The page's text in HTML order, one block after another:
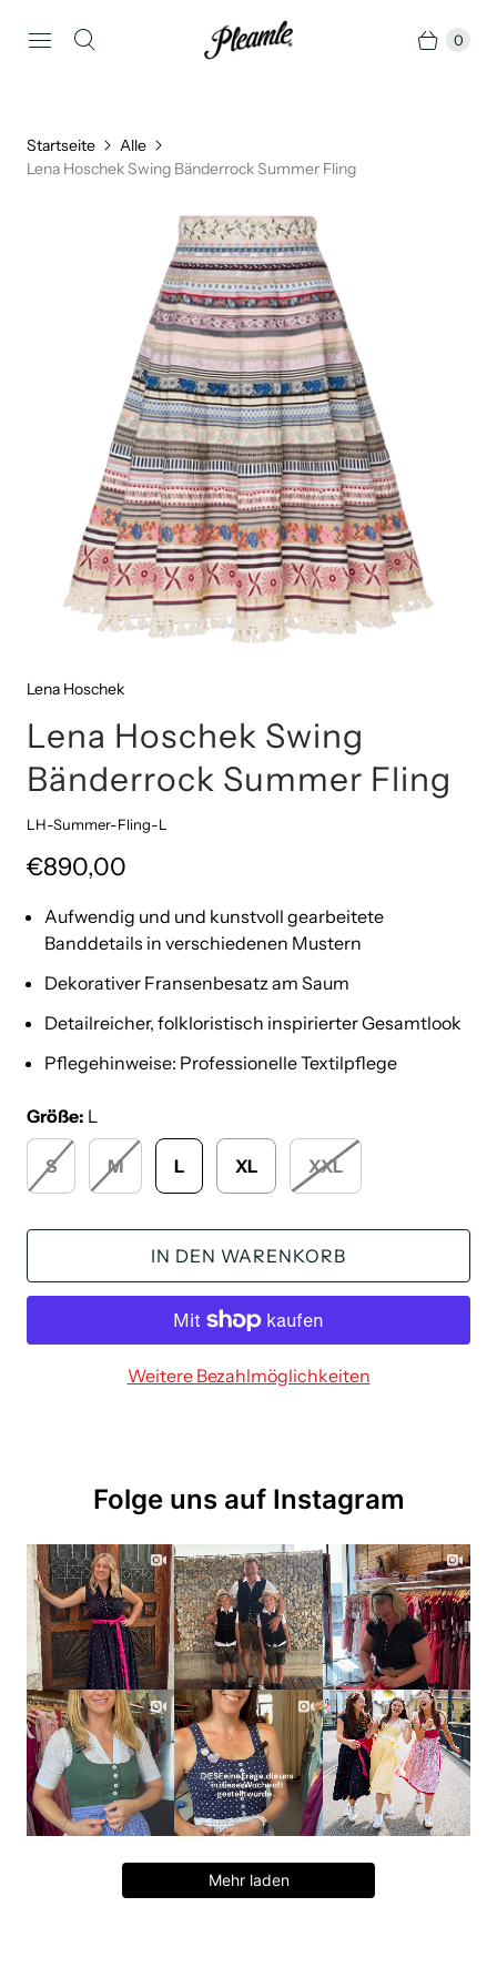
0
Startseite
Alle
Lena Hoschek Swing Bänderrock Summer Fling
Lena Hoschek
Lena Hoschek Swing
Bänderrock Summer Fling
LH-Summer-Fling-L
€890,00
Aufwendig und und kunstvoll gearbeitete
Banddetails in verschiedenen Mustern
Dekorativer Fransenbesatz am Saum
Detailreicher, folkloristisch inspirierter Gesamtlook
Pflegehinweise: Professionelle Textilpflege
Größe: L
S M L XL XXL
IN DEN WARENKORB
Weitere Bezahlmöglichkeiten
Folge uns auf Instagram
Mehr laden